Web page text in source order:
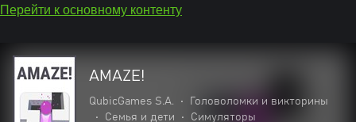
Перейти к основному контенту
AMAZE!
QubicGames S.A. •
Головоломки и викторины
•
Семья и дети • Симуляторы